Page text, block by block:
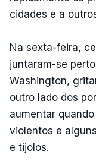
cidades e a
Na sexta-feira,
juntaram-se
Washington,
outro lado dos
aumentar
violentos e
e tijolos.